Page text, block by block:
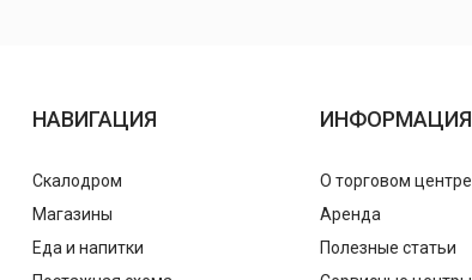
НАВИГАЦИЯ
Скалодром
Магазины
Еда и напитки
ИНФОРМАЦИЯ
О торговом центре
Аренда
Полезные статьи